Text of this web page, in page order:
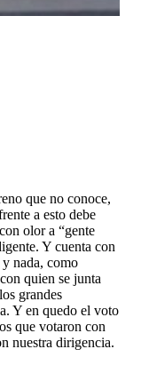
que no conoce,
a esto debe
olor a “gente
Y cuenta con
nada, como
quien se junta
grandes
Y en quedo el voto
que votaron con
nuestra dirigencia.